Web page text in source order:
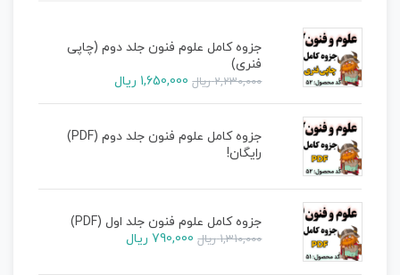
جزوه کامل علوم فنون جلد دوم (چاپی
فنری)
2,230,000 ریال 1,650,000 ریال
جزوه کامل علوم فنون جلد دوم (PDF)
رایگان!
جزوه کامل علوم فنون جلد اول (PDF)
1,310,000 ریال 790,000 ریال